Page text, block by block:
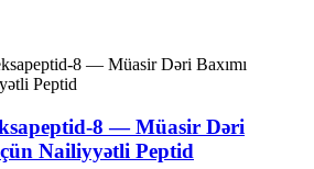
8 — Müasir Dəri
Nailiyyətli Peptid